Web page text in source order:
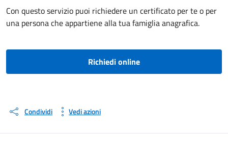
Con questo servizio puoi richiedere un certificato per te o per
una persona che appartiene alla tua famiglia anagrafica.
Richiedi online
Condividi Vedi azioni